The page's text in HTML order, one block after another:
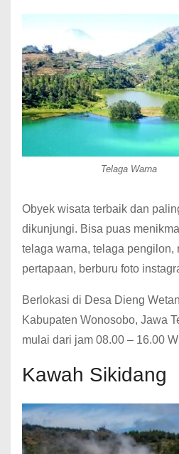
Telaga Warna
Obyek wisata terbaik dan
dikunjungi. Bisa puas
telaga warna, telaga pengilon,
pertapaan, berburu foto
Berlokasi di Desa Dieng
Kabupaten Wonosobo, Jawa
mulai dari jam 08.00 – 16.00
Kawah Sikidang